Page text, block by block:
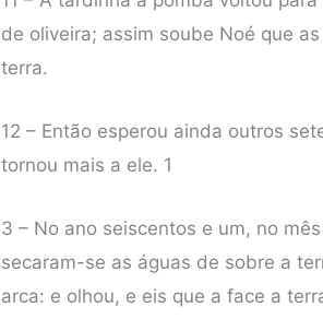
de oliveira; assim soube Noé que
terra.
12 – Então esperou ainda outros
tornou mais a ele. 1
3 – No ano seiscentos e um, no
secaram-se as águas de sobre a
arca: e olhou, e eis que a face a